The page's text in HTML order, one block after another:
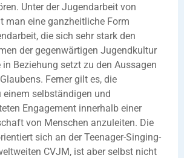
Unter der Jugendarbeit von
man eine ganzheitliche Form
die sich sehr stark den
der gegenwärtigen Jugendkultur
Beziehung setzt zu den Aussagen
Ferner gilt es, die
selbständigen und
Engagement innerhalb einer
von Menschen anzuleiten. Die
sich an der Teenager-Singing-
CVJM, ist aber selbst nicht